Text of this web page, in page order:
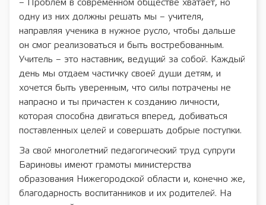
– Проблем в современном обществе хватает, но
одну из них должны решать мы – учителя,
направляя ученика в нужное русло, чтобы дальше
он смог реализоваться и быть востребованным.
Учитель – это наставник, ведущий за собой. Каждый
день мы отдаем частичку своей души детям, и
хочется быть уверенным, что силы потрачены не
напрасно и ты причастен к созданию личности,
которая способна двигаться вперед, добиваться
поставленных целей и совершать добрые поступки.
За свой многолетний педагогический труд супруги
Бариновы имеют грамоты министерства
образования Нижегородской области и, конечно же,
благодарность воспитанников и их родителей. На